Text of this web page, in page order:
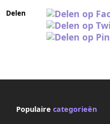
Delen
Populaire categorieën